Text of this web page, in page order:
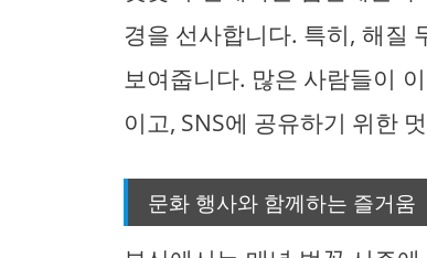
경을 선사합니다. 특히, 해질
보여줍니다. 많은 사람들이
이고, SNS에 공유하기 위한
문화 행사와 함께하는 즐거움